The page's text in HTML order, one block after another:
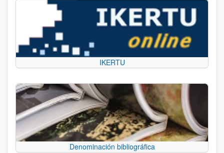
IKERTU
Denominación bibliográfica